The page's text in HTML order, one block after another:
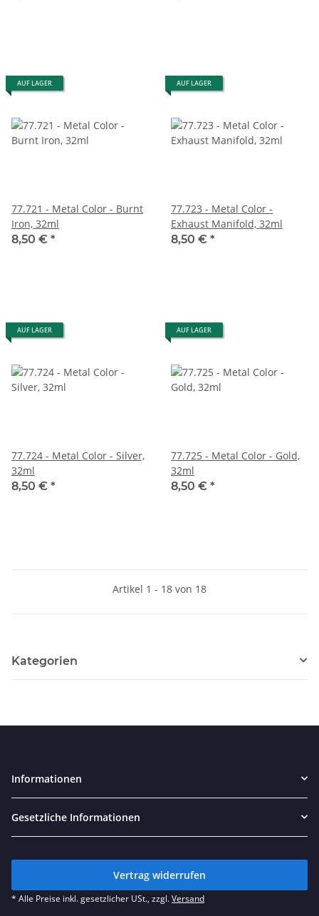
AUF LAGER
77.721 - Metal Color - Burnt
Iron, 32ml
8,50 € *
AUF LAGER
77.723 - Metal Color -
Exhaust Manifold, 32ml
8,50 € *
AUF LAGER
77.724 - Metal Color - Silver,
32ml
8,50 € *
AUF LAGER
77.725 - Metal Color - Gold,
32ml
8,50 € *
Artikel 1 - 18 von 18
Kategorien
Informationen
Gesetzliche Informationen
Vertrag widerrufen
* Alle Preise inkl. gesetzlicher USt., zzgl.Versand